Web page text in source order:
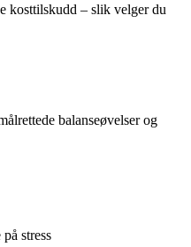
kosttilskudd – slik velger du
balanseøvelser og
stress